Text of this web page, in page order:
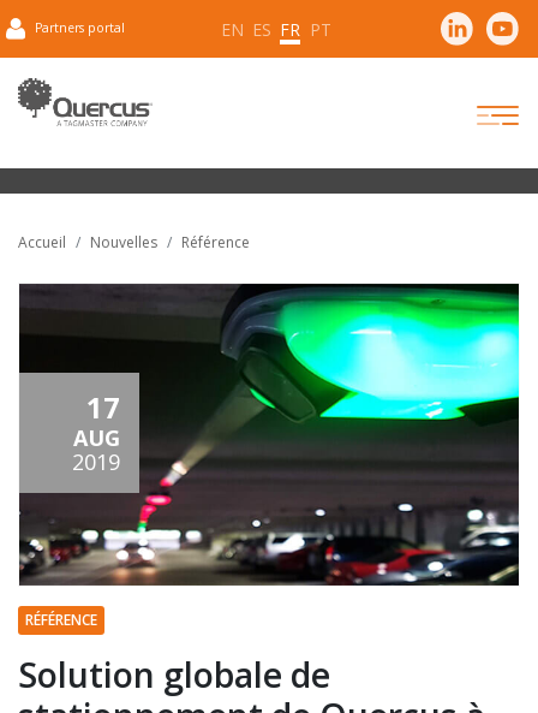
Partners portal EN ES FR PT
Accueil Nouvelles Référence
17
AUG
2019
RÉFÉRENCE
Solution globale de